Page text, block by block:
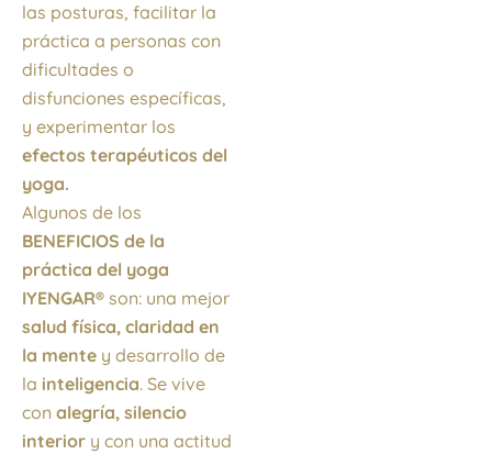
las posturas, facilitar la
práctica a personas con
dificultades o
disfunciones específicas,
y experimentar los
efectos terapéuticos del
yoga.
Algunos de los
BENEFICIOS de la
práctica del yoga
IYENGAR® son: una mejor
salud física, claridad en
la mente y desarrollo de
la inteligencia. Se vive
con alegría, silencio
interior y con una actitud